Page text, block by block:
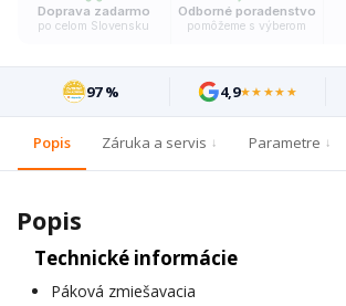
Doprava zadarmo
po celom Slovensku
Odborné poradenstvo
pomôžeme s výberom
97 % 4,9★★★★★
Popis Záruka a servis Parametre
Popis
Technické informácie
Páková zmiešavacia